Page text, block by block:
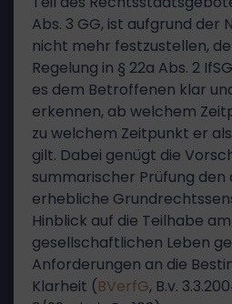
Abs. 3 GG, ist aufgrund der
nicht mehr festzustellen,
Regelung in § 22a Abs. 2
es dem Betroffenen klar
erkennen, ab welchem
zu welchem Zeitpunkt er
gilt. Dabei genügt die
summarischer Prüfung den
erhebliche
Hinblick auf die Teilhabe am
gesellschaftlichen Leben
Anforderungen an die
Klarheit (BVerfG, B.v.